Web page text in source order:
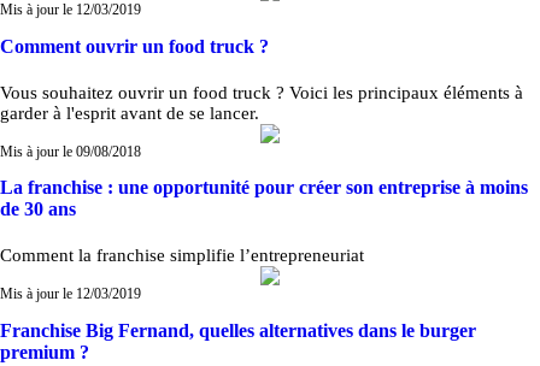
Mis à jour le 12/03/2019
Comment ouvrir un food truck ?
Vous souhaitez ouvrir un food truck ? Voici les principaux éléments à
garder à l'esprit avant de se lancer.
Mis à jour le 09/08/2018
La franchise : une opportunité pour créer son entreprise à moins
de 30 ans
Comment la franchise simplifie l’entrepreneuriat
Mis à jour le 12/03/2019
Franchise Big Fernand, quelles alternatives dans le burger
premium ?